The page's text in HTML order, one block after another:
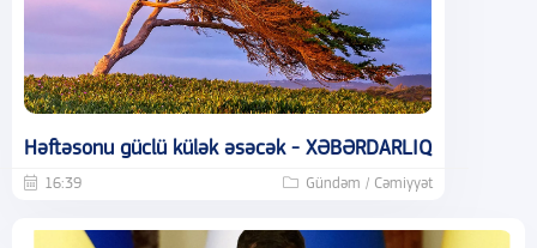
Həftəsonu güclü külək əsəcək - XƏBƏRDARLIQ
16:39 Gündəm / Cəmiyyət